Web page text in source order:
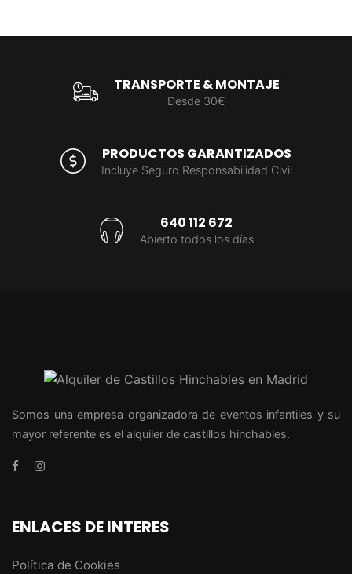
TRANSPORTE & MONTAJE
Desde 30€
PRODUCTOS GARANTIZADOS
Incluye Seguro Responsabilidad Civil
640 112 672
Abierto todos los días
Somos una empresa organizadora de eventos infantiles y su
mayor referente es el alquiler de castillos hinchables.
ENLACES DE INTERES
Política de Cookies